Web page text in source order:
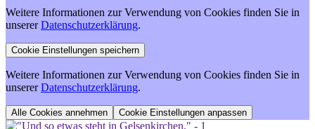
Weitere Informationen zur Verwendung von Cookies finden Sie in
unsererDatenschutzerklärung.
Weitere Informationen zur Verwendung von Cookies finden Sie in
unsererDatenschutzerklärung.
Cookie Einstellungen anpassen